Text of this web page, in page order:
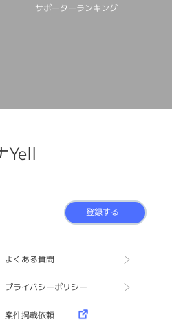
サポーターランキング
Yell
登録する
よくある質問
プライバシーポリシー
案件掲載依頼